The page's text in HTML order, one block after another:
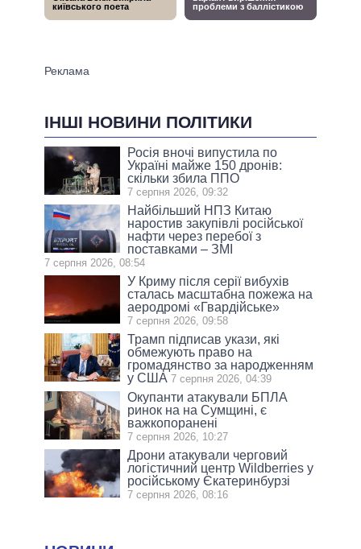
ІНШІ НОВИНИ ПОЛІТИКИ
Росія вночі випустила по
Україні майже 150 дронів:
скільки збила ППО
7 серпня 2026, 09:32
Найбільший НПЗ Китаю
наростив закупівлі російської
нафти через перебої з
поставками – ЗМІ
7 серпня 2026, 08:54
У Криму після серії вибухів
сталась масштабна пожежа на
аеродромі «Гвардійське»
7 серпня 2026, 09:58
Трамп підписав укази, які
обмежують право на
громадянство за народженням
у США 7 серпня 2026, 04:39
Окупанти атакували БПЛА
ринок на на Сумщині, є
важкопоранені
7 серпня 2026, 10:27
Дрони атакували черговий
логістичний центр Wildberries у
російському Єкатеринбурзі
7 серпня 2026, 08:16